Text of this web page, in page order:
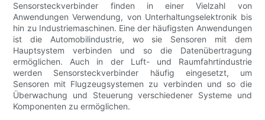
Sensorsteckverbinder finden in einer Vielzahl von
Anwendungen Verwendung, von Unterhaltungselektronik bis
hin zu Industriemaschinen. Eine der häufigsten Anwendungen
ist die Automobilindustrie, wo sie Sensoren mit dem
Hauptsystem verbinden und so die Datenübertragung
ermöglichen. Auch in der Luft- und Raumfahrtindustrie
werden Sensorsteckverbinder häufig eingesetzt, um
Sensoren mit Flugzeugsystemen zu verbinden und so die
Überwachung und Steuerung verschiedener Systeme und
Komponenten zu ermöglichen.